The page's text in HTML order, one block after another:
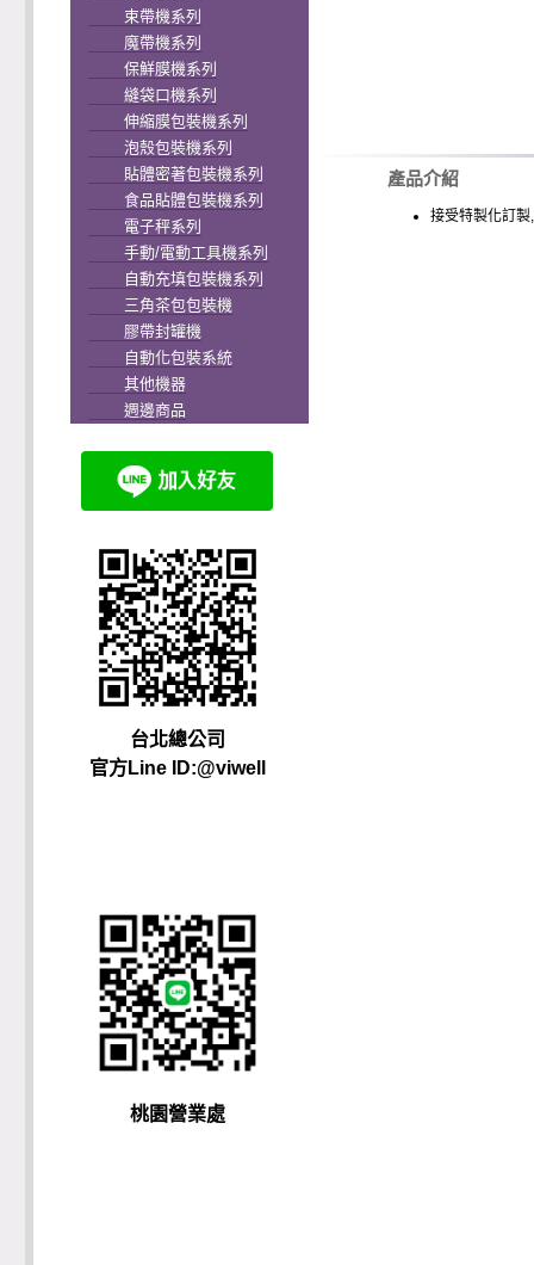
束帶機系列
魔帶機系列
保鮮膜機系列
縫袋口機系列
伸縮膜包裝機系列
泡殼包裝機系列
貼體密著包裝機系列
食品貼體包裝機系列
電子秤系列
手動/電動工具機系列
自動充填包裝機系列
三角茶包包裝機
膠帶封罐機
自動化包裝系統
其他機器
週邊商品
台北總公司
官方Line ID:@viwell
桃園營業處
產品介紹
接受特製化訂